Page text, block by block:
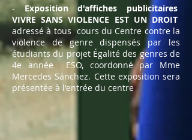
-Exposition d'affiches publicitaires
VIVRE SANS VIOLENCE EST UN DROIT
adressé à tous cours du Centre contre la
violence de genre dispensés par les
étudiants du projet Égalité des genres de
4e année
ESO, coordonné par Mme
Mercedes Sánchez. Cette exposition sera
présentée à l'entrée du centre